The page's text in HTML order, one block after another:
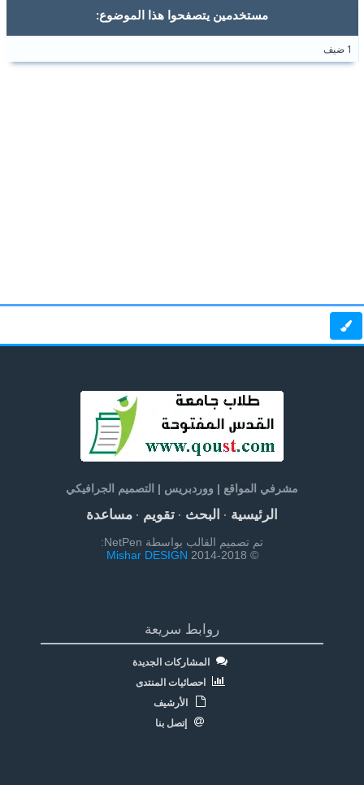
مستخدمين يتصفحوا هذا الموضوع:
مشرفي المواقع | ووردبريس | التصميم الجرافيكي
الرئيسية· البحث· تقويم· مساعدة
تم تصميم القالب بواسطة NetPen:
© 2014-2018
Mishar DESIGN
روابط سريعة
المشاركات الجديدة
احصائيات المنتدى
الأرشيف
إتصل بنا